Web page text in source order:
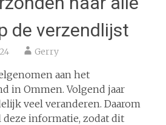
de verzendlijst
Gerry
aan het
in Ommen. Volgend jaar
veel veranderen. Daarom
deze informatie, zodat dit